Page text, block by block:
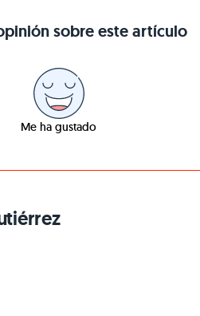
sobre este artículo
Me ha gustado